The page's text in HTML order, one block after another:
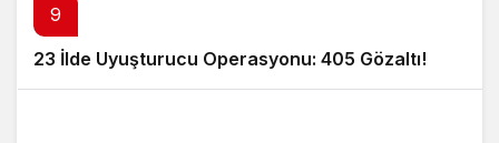
9
23 İlde Uyuşturucu Operasyonu: 405 Gözaltı!